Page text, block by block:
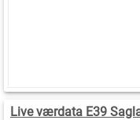
Live værdata E39